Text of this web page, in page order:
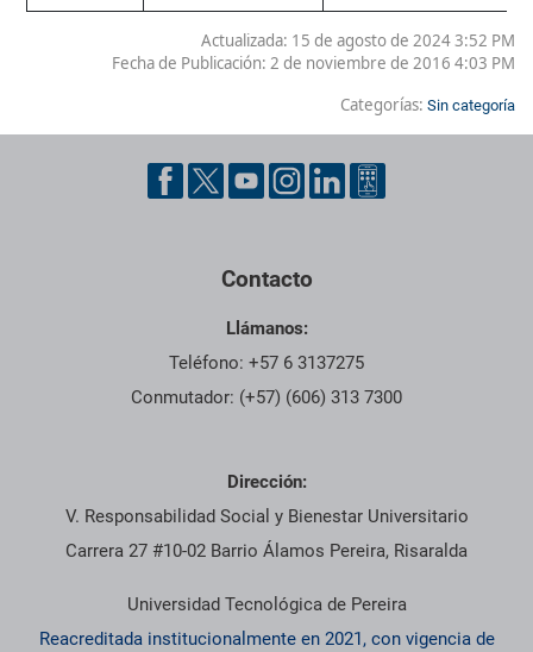
Actualizada: 15 de agosto de 2024 3:52 PM
Fecha de Publicación: 2 de noviembre de 2016 4:03 PM
Categorías: Sin categoría
Contacto
Llámanos:
Teléfono: +57 6 3137275
Conmutador: (+57) (606) 313 7300
Dirección:
V. Responsabilidad Social y Bienestar Universitario
Carrera 27 #10-02 Barrio Álamos Pereira, Risaralda
Universidad Tecnológica de Pereira
Reacreditada institucionalmente en 2021, con vigencia de